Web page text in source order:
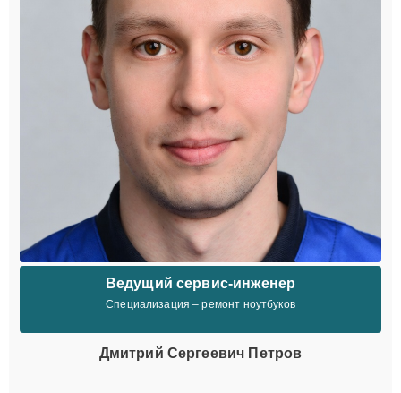
Ведущий сервис-инженер
Специализация – ремонт ноутбуков
Дмитрий Сергеевич Петров